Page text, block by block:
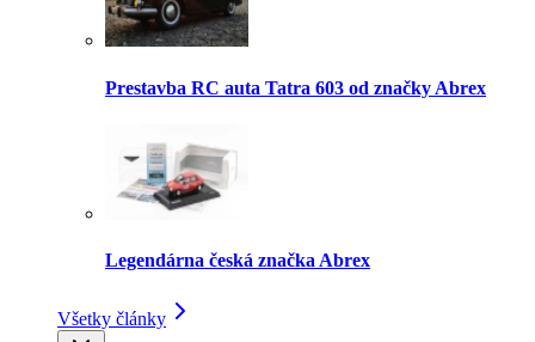
Prestavba RC auta Tatra 603 od značky Abrex
Legendárna česká značka Abrex
Všetky články